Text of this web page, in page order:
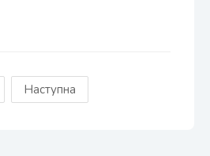
Наступна